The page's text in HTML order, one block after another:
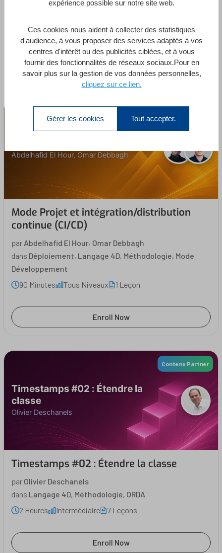
ouvre de grandes perspectives qui permettent
Vous pourriez être intéressé par
Abdelhafid El Hour, Omar Debbagh
Mode Projet et intégration/distribution
continue (CI/CD)
par Abdelhafid El Hour, Omar Debbagh
dans Déploiement, Langage 4D, Méthodologie, Mode
Développement
90 Minutes
Tous Niveaux 1 Leçon
Enroll Now
Contenu Partner
Timestamps #02 : Étendre la
classe
Olivier Deschanels
Timestamps #02 : Étendre la classe
par Olivier Deschanels
dans Langage 4D, Méthodologie, ORDA
2 Heures
Intermédiaire 7 Leçons
Enroll Now
expérience possible sur notre site web.
Ces cookies nous aident à collecter des statistiques
d'audience, à vous proposer des services adaptés à vos
centres d'intérêt ou des publicités ciblées, et à vous
fournir des fonctionnalités de réseaux sociaux.Pour en
savoir plus sur la gestion de vos données personnelles,
cliquez sur ce lien.
Gérer les cookies Tout accepter.